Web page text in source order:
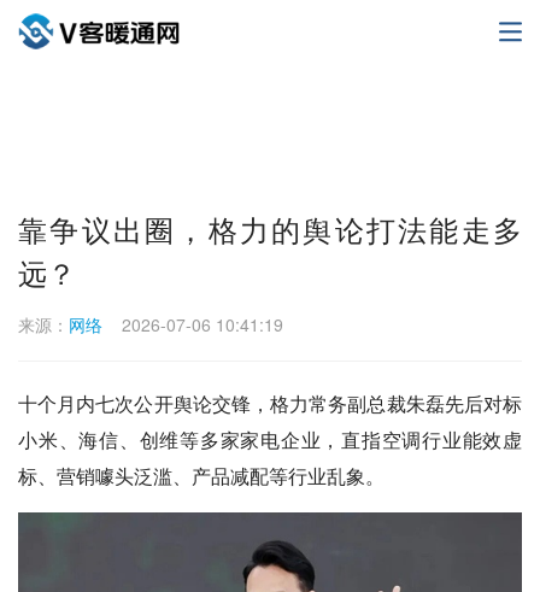
靠争议出圈，格力的舆论打法能走多
远？
来源： 网络 2026-07-06 10:41:19
十个月内七次公开舆论交锋，格力常务副总裁朱磊先后对标
小米、海信、创维等多家家电企业，直指空调行业能效虚
标、营销噱头泛滥、产品减配等行业乱象。